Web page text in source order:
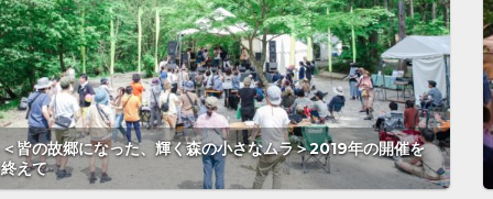
＜皆の故郷になった、輝く森の小さなムラ＞2019年の開催を
終えて